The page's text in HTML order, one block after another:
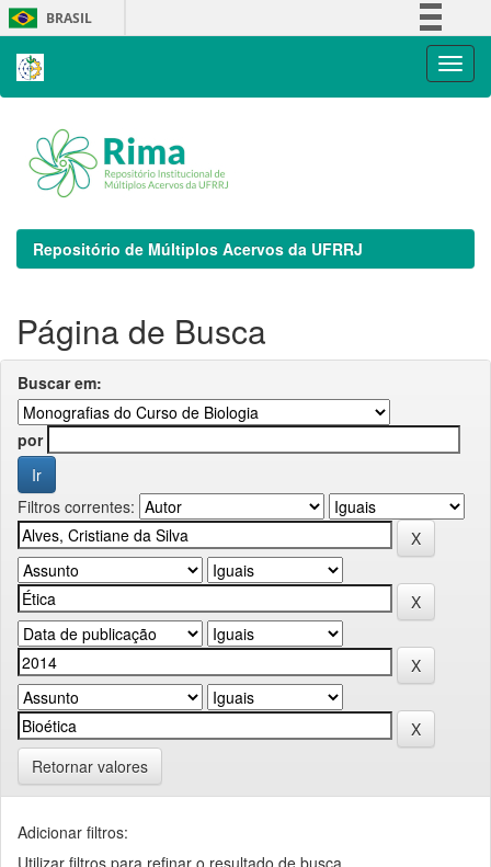
Skip
navigation
BRASIL
Repositório de Múltiplos Acervos da UFRRJ
Página de Busca
Buscar em:
por
Filtros correntes:
Retornar valores
Adicionar filtros:
Utilizar filtros para refinar o resultado de busca.